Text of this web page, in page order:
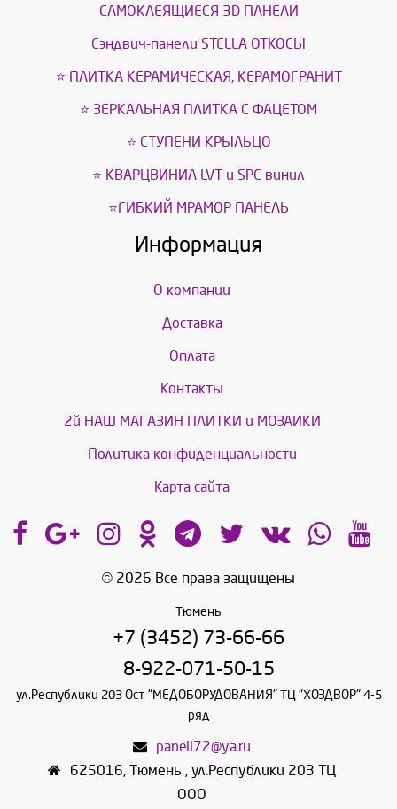
САМОКЛЕЯЩИЕСЯ 3D ПАНЕЛИ
Сэндвич-панели STELLA ОТКОСЫ
⭐ ПЛИТКА КЕРАМИЧЕСКАЯ, КЕРАМОГРАНИТ
⭐ ЗЕРКАЛЬНАЯ ПЛИТКА С ФАЦЕТОМ
⭐ СТУПЕНИ КРЫЛЬЦО
⭐ КВАРЦВИНИЛ LVT и SPС винил
⭐ГИБКИЙ МРАМОР ПАНЕЛЬ
Информация
О компании
Доставка
Оплата
Контакты
2й НАШ МАГАЗИН ПЛИТКИ и МОЗАИКИ
Политика конфиденциальности
Карта сайта
© 2026 Все права защищены
Тюмень
+7 (3452) 73-66-66
8-922-071-50-15
ул.Республики 203 Ост. "МЕДОБОРУДОВАНИЯ" ТЦ "ХОЗДВОР" 4-5
ряд
paneli72@ya.ru
625016, Тюмень , ул.Республики 203 ТЦ
ООО